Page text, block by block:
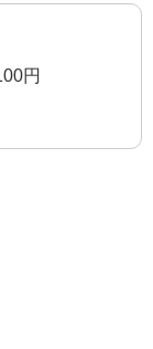
円